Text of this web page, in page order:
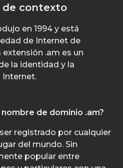
de contexto
en 1994 y está
de Internet de
extensión .am es un
la identidad y la
Internet.
de dominio .am?
registrado por cualquier
del mundo. Sin
popular entre